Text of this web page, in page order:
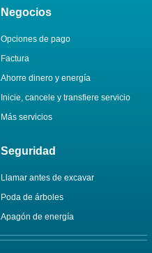
Negocios
Opciones de pago
Factura
Ahorre dinero y energía
Inicie, cancele y transfiere servicio
Más servicios
Seguridad
Llamar antes de excavar
Poda de árboles
Apagón de energía